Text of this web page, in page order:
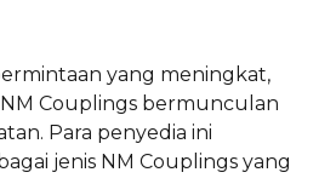
yang meningkat,
Couplings bermunculan
Para penyedia ini
jenis NM Couplings yang